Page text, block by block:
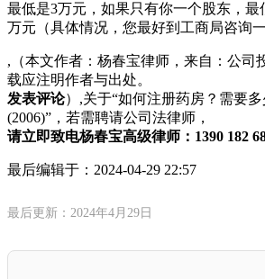
最低是3万元，如果只有你一个股东，最
万元（具体情况，您最好到工商局咨询一
,（本文作者：杨春宝律师，来自：公司
载应注明作者与出处。
发表评论）,关于“如何注册药房？需要多
(2006)”，若需聘请公司法律师，
请立即致电杨春宝高级律师：1390 182
最后编辑于： 2024-04-29 22:57
最后更新：2024年4月29日